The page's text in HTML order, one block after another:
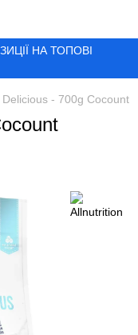
НА ТОПОВІ
Delicious - 700g Cocount